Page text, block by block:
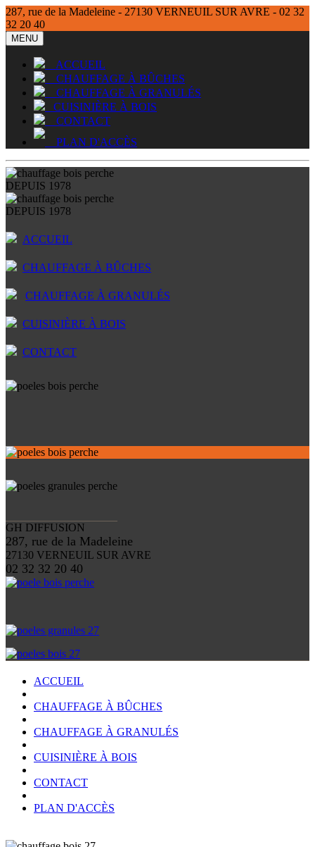
287, rue de la Madeleine - 27130 VERNEUIL SUR AVRE - 02 32
32 20 40
MENU
ACCUEIL
CHAUFFAGE À BÛCHES
CHAUFFAGE À GRANULÉS
CUISINIÈRE À BOIS
CONTACT
PLAN D'ACCÈS
DEPUIS 1978
DEPUIS 1978
ACCUEIL
CHAUFFAGE À BÛCHES
CHAUFFAGE À GRANULÉS
CUISINIÈRE À BOIS
CONTACT
GH DIFFUSION
287, rue de la Madeleine
27130 VERNEUIL SUR AVRE
02 32 32 20 40
ACCUEIL
CHAUFFAGE À BÛCHES
CHAUFFAGE À GRANULÉS
CUISINIÈRE À BOIS
CONTACT
PLAN D'ACCÈS